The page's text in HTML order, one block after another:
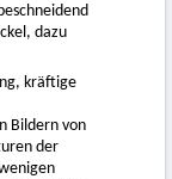
dazu
kräftige
Bildern von
der